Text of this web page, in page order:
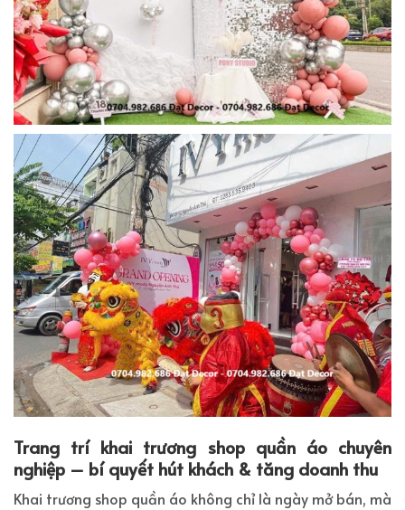
Trang trí khai trương shop quần áo chuyên
nghiệp – bí quyết hút khách & tăng doanh thu
Khai trương shop quần áo không chỉ là ngày mở bán, mà